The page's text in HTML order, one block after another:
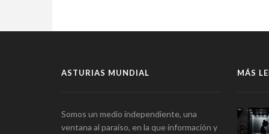
ASTURIAS MUNDIAL
Somos un medio independiente, una
ventana al paraíso, en la que información y
MÁS